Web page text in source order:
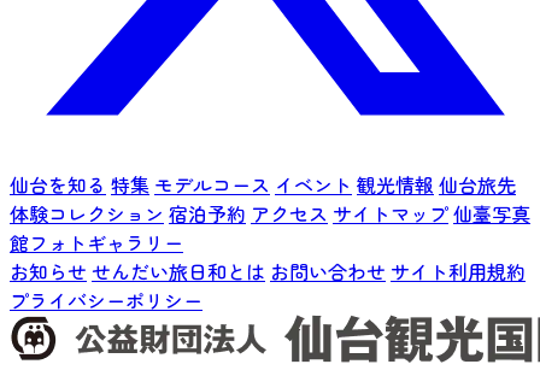
仙台を知る 特集 モデルコース イベント 観光情報 仙台旅先
体験コレクション 宿泊予約 アクセス サイトマップ仙臺写真
館フォトギャラリー
お知らせ せんだい旅日和とは お問い合わせ サイト利用規約
プライバシーポリシー